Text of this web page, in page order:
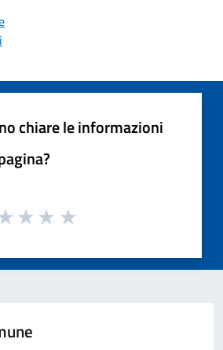
chiare le informazioni